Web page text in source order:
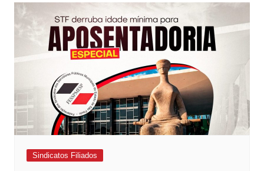
Sindicatos Filiados